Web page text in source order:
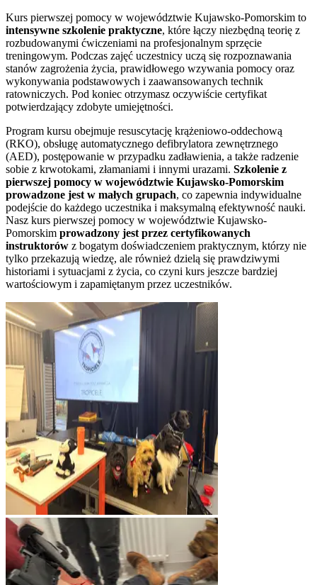
Kurs pierwszej pomocy w województwie Kujawsko-Pomorskim to
intensywne szkolenie praktyczne, które łączy niezbędną teorię z
rozbudowanymi ćwiczeniami na profesjonalnym sprzęcie
treningowym. Podczas zajęć uczestnicy uczą się rozpoznawania
stanów zagrożenia życia, prawidłowego wzywania pomocy oraz
wykonywania podstawowych i zaawansowanych technik
ratowniczych. Pod koniec otrzymasz oczywiście certyfikat
potwierdzający zdobyte umiejętności.
Program kursu obejmuje resuscytację krążeniowo-oddechową
(RKO), obsługę automatycznego defibrylatora zewnętrznego
(AED), postępowanie w przypadku zadławienia, a także radzenie
sobie z krwotokami, złamaniami i innymi urazami. Szkolenie z
pierwszej pomocy w województwie Kujawsko-Pomorskim
prowadzone jest w małych grupach, co zapewnia indywidualne
podejście do każdego uczestnika i maksymalną efektywność nauki.
Nasz kurs pierwszej pomocy w województwie Kujawsko-
Pomorskim prowadzony jest przez certyfikowanych
instruktorów z bogatym doświadczeniem praktycznym, którzy nie
tylko przekazują wiedzę, ale również dzielą się prawdziwymi
historiami i sytuacjami z życia, co czyni kurs jeszcze bardziej
wartościowym i zapamiętanym przez uczestników.